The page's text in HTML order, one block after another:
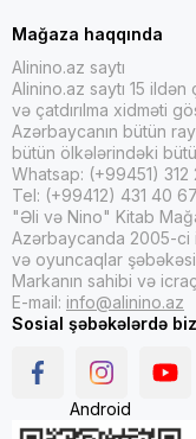
Mağaza haqqında
Alinino.az saytı
Alinino.az saytı 15
və çatdırılma xidməti
Azərbaycanın bütün
bütün ölkələrindəki
Whatsap: (+99451) 312
Tel: (+99412) 431 40 67
"Əli və Nino" Kitab
Azərbaycanda 2005-
və oyuncaqlar
Markanın sahibi və
E-mail: info@alinino.az
Sosial şəbəkələrdə biz
Android